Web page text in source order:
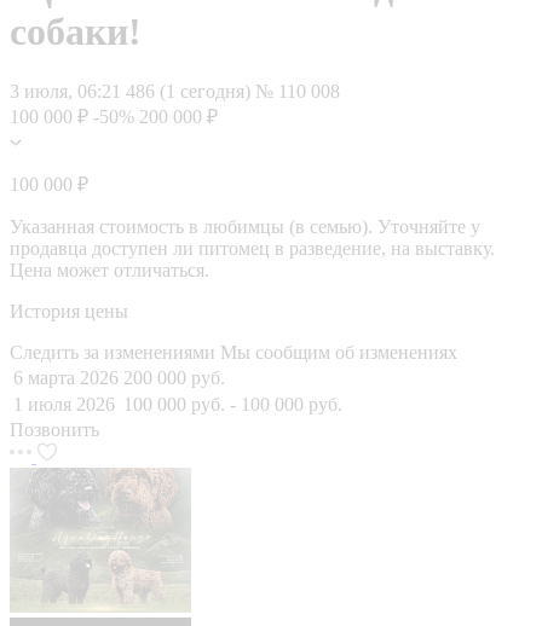
собаки!
3 июля, 06:21 486 (1 сегодня) № 110 008
100 000 ₽ -50% 200 000 ₽
100 000 ₽
Указанная стоимость в любимцы (в семью). Уточняйте у
продавца доступен ли питомец в разведение, на выставку.
Цена может отличаться.
История цены
Следить за изменениями Мы сообщим об изменениях
6 марта 2026 200 000 руб.
1 июля 2026 100 000 руб. - 100 000 руб.
Позвонить